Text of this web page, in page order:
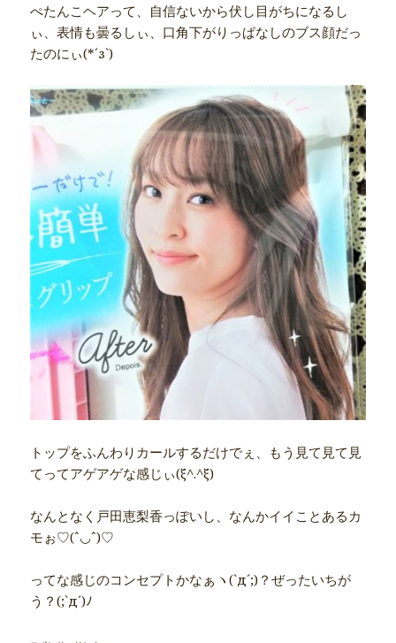
ぺたんこヘアって、自信ないから伏し目がちになるし
ぃ、表情も曇るしぃ、口角下がりっぱなしのブス顔だっ
たのにぃ(*´з`)
トップをふんわりカールするだけでぇ、もう見て見て見
てってアゲアゲな感じぃ(ξ^.^ξ)
なんとなく戸田恵梨香っぽいし、なんかイイことあるカ
モぉ♡(ˆ◡ˆ)♡
ってな感じのコンセプトかなぁヽ(`д´;)？ぜったいちが
う？(;`д´)ﾉ